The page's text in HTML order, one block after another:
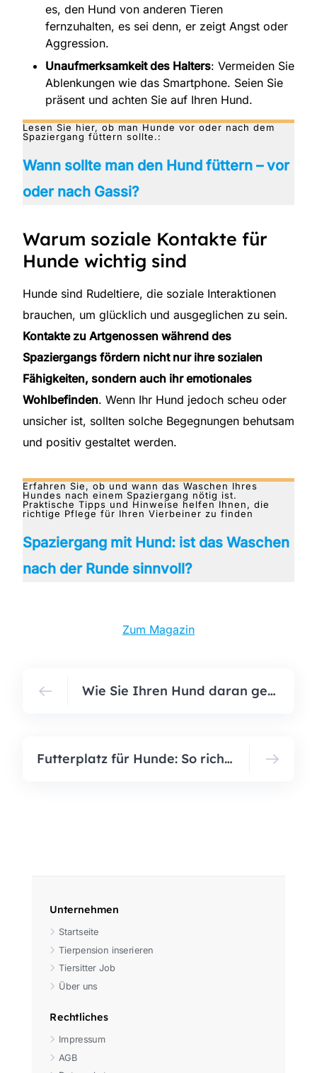
es, den Hund von anderen Tieren
fernzuhalten, es sei denn, er zeigt Angst oder
Aggression.
Unaufmerksamkeit des Halters: Vermeiden Sie
Ablenkungen wie das Smartphone. Seien Sie
präsent und achten Sie auf Ihren Hund.
Lesen Sie hier, ob man Hunde vor oder nach dem
Spaziergang füttern sollte.:
Wann sollte man den Hund füttern – vor
oder nach Gassi?
Warum soziale Kontakte für
Hunde wichtig sind
Hunde sind Rudeltiere, die soziale Interaktionen
brauchen, um glücklich und ausgeglichen zu sein.
Kontakte zu Artgenossen während des
Spaziergangs fördern nicht nur ihre sozialen
Fähigkeiten, sondern auch ihr emotionales
Wohlbefinden. Wenn Ihr Hund jedoch scheu oder
unsicher ist, sollten solche Begegnungen behutsam
und positiv gestaltet werden.
Erfahren Sie, ob und wann das Waschen Ihres
Hundes nach einem Spaziergang nötig ist.
Praktische Tipps und Hinweise helfen Ihnen, die
richtige Pflege für Ihren Vierbeiner zu finden
Spaziergang mit Hund: ist das Waschen
nach der Runde sinnvoll?
Zum Magazin
Wie Sie Ihren Hund daran gewöhnen, allein zu Hause zu bleiben
Futterplatz für Hunde: So richten Sie ihn optimal ein
Unternehmen
Startseite
Tierpension inserieren
Tiersitter Job
Über uns
Rechtliches
Impressum
AGB